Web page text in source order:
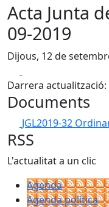
Acta Junta
09-2019
Dijous, 12 de
Darrera actualització:
Documents
JGL2019-32
RSS
L'actualitat a un clic
Agenda
Agenda política